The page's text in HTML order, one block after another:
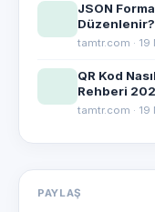
JSON
Düzenlenir?
tamtr.com · 19
QR Kod
Rehberi
tamtr.com · 19
PAYLAŞ